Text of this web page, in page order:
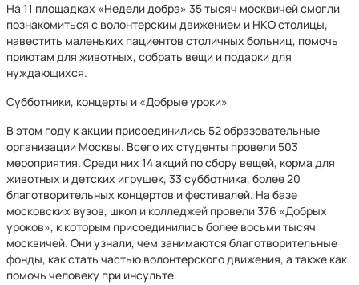
На 11 площадках «Недели добра» 35 тысяч москвичей смогли
познакомиться с волонтерским движением и НКО столицы,
навестить маленьких пациентов столичных больниц, помочь
приютам для животных, собрать вещи и подарки для
нуждающихся.
Субботники, концерты и «Добрые уроки»
В этом году к акции присоединились 52 образовательные
организации Москвы. Всего их студенты провели 503
мероприятия. Среди них 14 акций по сбору вещей, корма для
животных и детских игрушек, 33 субботника, более 20
благотворительных концертов и фестивалей. На базе
московских вузов, школ и колледжей провели 376 «Добрых
уроков», к которым присоединились более восьми тысяч
москвичей. Они узнали, чем занимаются благотворительные
фонды, как стать частью волонтерского движения, а также как
помочь человеку при инсульте.